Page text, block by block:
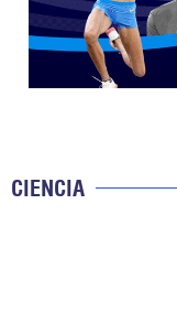
CIENCIA